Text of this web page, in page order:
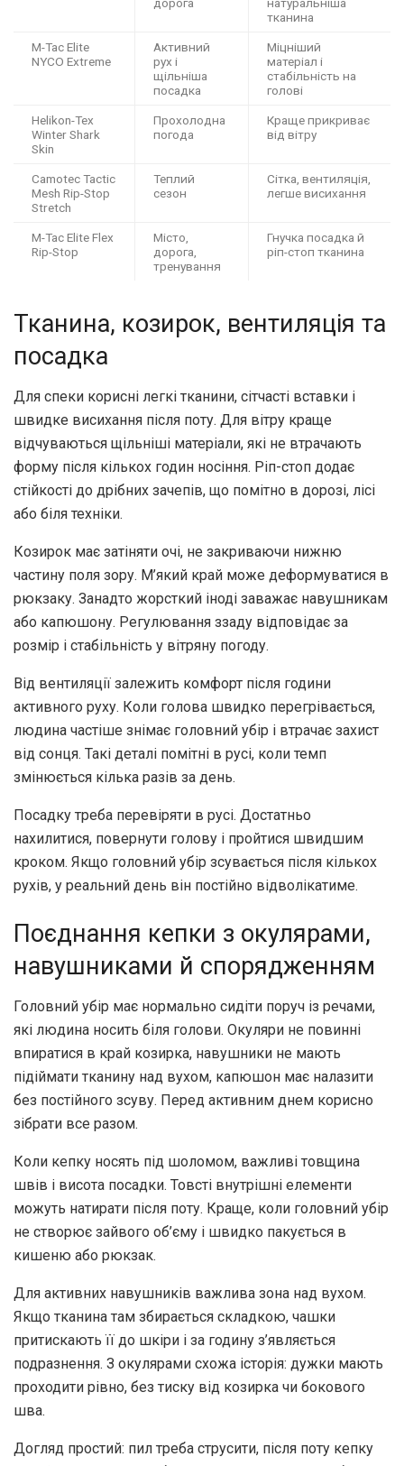
тканина
M-Tac Elite
NYCO Extreme
Активний
рух і
щільніша
посадка
Міцніший
матеріал і
стабільність на
голові
Helikon-Tex
Winter Shark
Skin
Прохолодна
погода
Краще прикриває
від вітру
Camotec Tactic
Mesh Rip-Stop
Stretch
Теплий
сезон
Сітка, вентиляція,
легше висихання
M-Tac Elite Flex
Rip-Stop
Місто,
дорога,
тренування
Гнучка посадка й
ріп-стоп тканина
Тканина, козирок, вентиляція та
посадка
Для спеки корисні легкі тканини, сітчасті вставки і
швидке висихання після поту. Для вітру краще
відчуваються щільніші матеріали, які не втрачають
форму після кількох годин носіння. Ріп-стоп додає
стійкості до дрібних зачепів, що помітно в дорозі, лісі
або біля техніки.
Козирок має затіняти очі, не закриваючи нижню
частину поля зору. М’який край може деформуватися в
рюкзаку. Занадто жорсткий іноді заважає навушникам
або капюшону. Регулювання ззаду відповідає за
розмір і стабільність у вітряну погоду.
Від вентиляції залежить комфорт після години
активного руху. Коли голова швидко перегрівається,
людина частіше знімає головний убір і втрачає захист
від сонця. Такі деталі помітні в русі, коли темп
змінюється кілька разів за день.
Посадку треба перевіряти в русі. Достатньо
нахилитися, повернути голову і пройтися швидшим
кроком. Якщо головний убір зсувається після кількох
рухів, у реальний день він постійно відволікатиме.
Поєднання кепки з окулярами,
навушниками й спорядженням
Головний убір має нормально сидіти поруч із речами,
які людина носить біля голови. Окуляри не повинні
впиратися в край козирка, навушники не мають
підіймати тканину над вухом, капюшон має налазити
без постійного зсуву. Перед активним днем корисно
зібрати все разом.
Коли кепку носять під шоломом, важливі товщина
швів і висота посадки. Товсті внутрішні елементи
можуть натирати після поту. Краще, коли головний убір
не створює зайвого об’єму і швидко пакується в
кишеню або рюкзак.
Для активних навушників важлива зона над вухом.
Якщо тканина там збирається складкою, чашки
притискають її до шкіри і за годину з’являється
подразнення. З окулярами схожа історія: дужки мають
проходити рівно, без тиску від козирка чи бокового
шва.
Догляд простий: пил треба струсити, після поту кепку